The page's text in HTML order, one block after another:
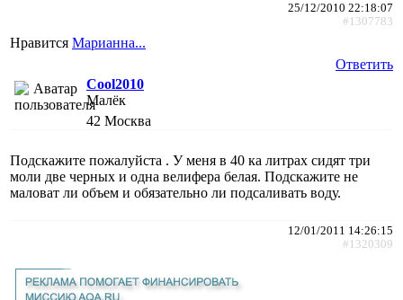
25/12/2010 22:18:07
#1307783
Нравится Марианна...
Ответить
Cool2010
Малёк
42 Москва
Подскажите пожалуйста . У меня в 40 ка литрах сидят три
моли две черных и одна велифера белая. Подскажите не
маловат ли объем и обязательно ли подсаливать воду.
12/01/2011 14:26:15
#1320309